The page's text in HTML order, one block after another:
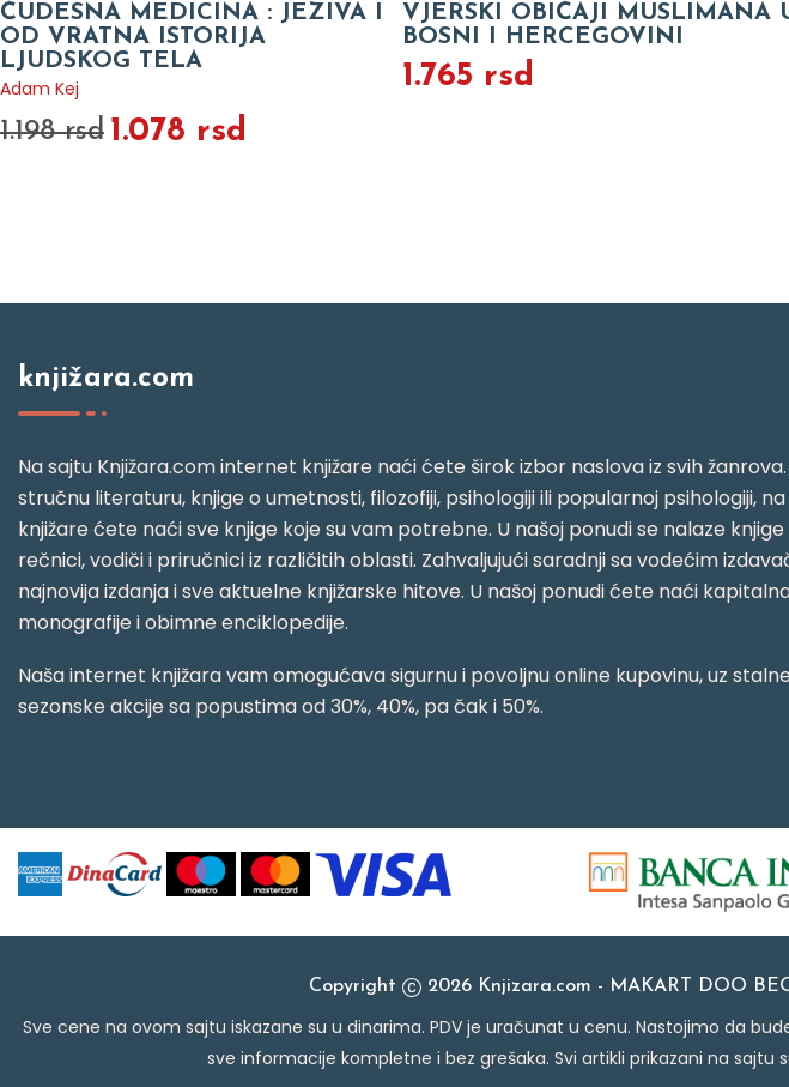
ČUDESNA MEDICINA : JEZIVA I
OD VRATNA ISTORIJA
LJUDSKOG TELA
Adam Kej
1.198 rsd 1.078 rsd
VJERSKI OBIČAJI MUSLIMANA
BOSNI I HERCEGOVINI
1.765 rsd
knjižara.com
Na sajtu Knjižara.com internet knjižare naći ćete širok izbor naslova iz svih
stručnu literaturu, knjige o umetnosti, filozofiji, psihologiji ili popularnoj psihologiji,
knjižare ćete naći sve knjige koje su vam potrebne. U našoj ponudi se nalaze
rečnici, vodiči i priručnici iz različitih oblasti. Zahvaljujući saradnji sa vodećim
najnovija izdanja i sve aktuelne knjižarske hitove. U našoj ponudi ćete naći
monografije i obimne enciklopedije.
Naša internet knjižara vam omogućava sigurnu i povoljnu online kupovinu, uz
sezonske akcije sa popustima od 30%, 40%, pa čak i 50%.
Copyright 2026 Knjizara.com - MAKART DOO
Sve cene na ovom sajtu iskazane su u dinarima. PDV je uračunat u cenu. Nastojimo da
sve informacije kompletne i bez grešaka. Svi artikli prikazani na